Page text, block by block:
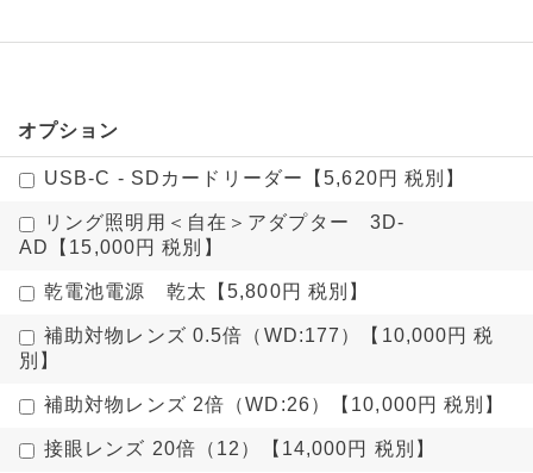
オプション
USB-C - SDカードリーダー【5,620円 税別】
リング照明用＜自在＞アダプター 3D-
AD【15,000円 税別】
乾電池電源 乾太【5,800円 税別】
補助対物レンズ 0.5倍（WD:177）【10,000円 税
別】
補助対物レンズ 2倍（WD:26）【10,000円 税別】
接眼レンズ 20倍（12）【14,000円 税別】